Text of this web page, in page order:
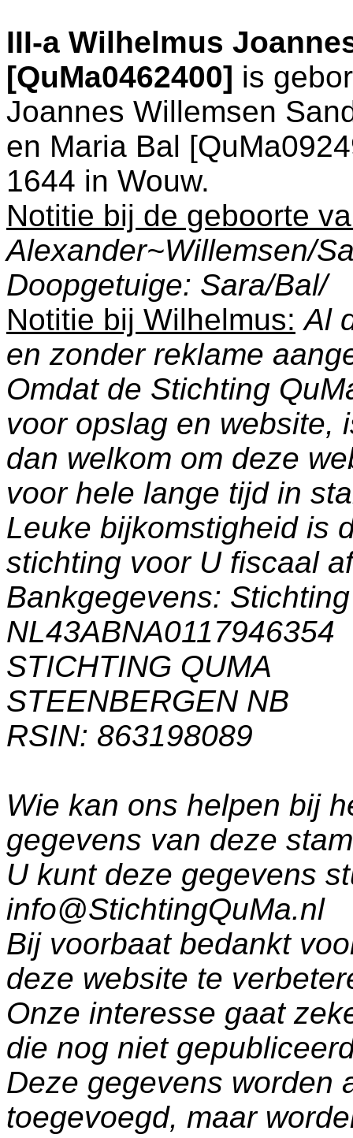
III-a Wilhelmus
[QuMa0462400] is
Joannes Willemsen
en Maria Bal
1644 in Wouw.
Notitie bij de geboorte
Alexander~Willemsen/
Doopgetuige: Sara/Bal/
Notitie bij Wilhelmus: Al
en zonder reklame
Omdat de Stichting
voor opslag en website,
dan welkom om deze
voor hele lange tijd in
Leuke bijkomstigheid is
stichting voor U fiscaal
Bankgegevens:
NL43ABNA0117946354
STICHTING QUMA
STEENBERGEN NB
RSIN: 863198089
Wie kan ons helpen bij
gegevens van deze
U kunt deze gegevens
info@StichtingQuMa.nl
Bij voorbaat bedankt
deze website te
Onze interesse gaat
die nog niet
Deze gegevens worden
toegevoegd, maar